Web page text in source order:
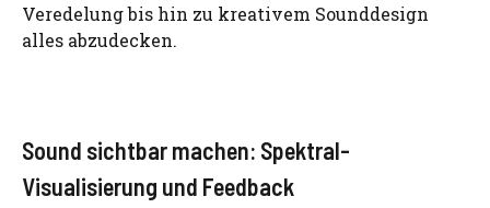
Veredelung bis hin zu kreativem Sounddesign
alles abzudecken.
Sound sichtbar machen: Spektral-
Visualisierung und Feedback